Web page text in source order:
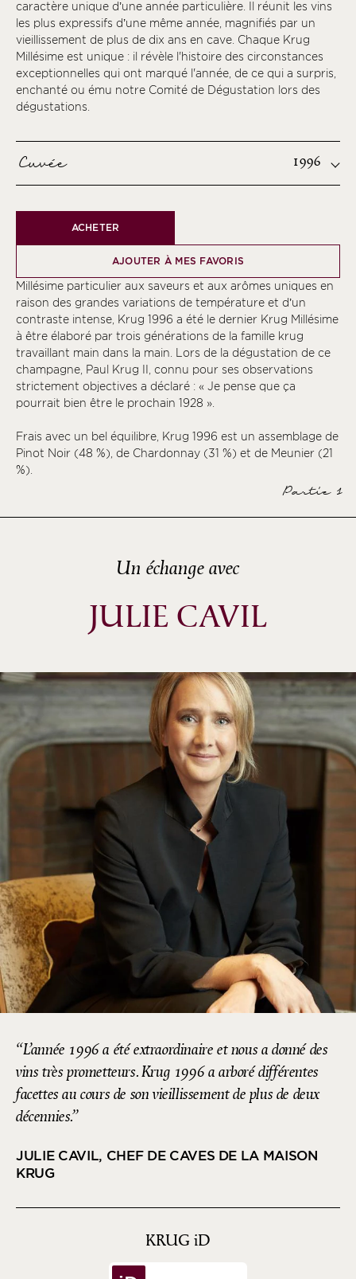
caractère unique d’une année particulière. Il réunit les vins
les plus expressifs d’une même année, magnifiés par un
vieillissement de plus de dix ans en cave. Chaque Krug
Millésime est unique : il révèle l'histoire des circonstances
exceptionnelles qui ont marqué l'année, de ce qui a surpris,
enchanté ou ému notre Comité de Dégustation lors des
dégustations.
Cuvée 1996
ACHETER
AJOUTER À MES FAVORIS
Millésime particulier aux saveurs et aux arômes uniques en
raison des grandes variations de température et d’un
contraste intense, Krug 1996 a été le dernier Krug Millésime
à être élaboré par trois générations de la famille krug
travaillant main dans la main. Lors de la dégustation de ce
champagne, Paul Krug II, connu pour ses observations
strictement objectives a déclaré : « Je pense que ça
pourrait bien être le prochain 1928 ».
Frais avec un bel équilibre, Krug 1996 est un assemblage de
Pinot Noir (48 %), de Chardonnay (31 %) et de Meunier (21
%).
Partie 1
Un échange avec
JULIE CAVIL
L’année 1996 a été extraordinaire et nous a donné des
vins très prometteurs. Krug 1996 a arboré différentes
facettes au cours de son vieillissement de plus de deux
décennies.
JULIE CAVIL, CHEF DE CAVES DE LA MAISON
KRUG
KRUG iD